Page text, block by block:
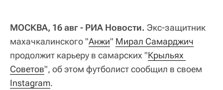
МОСКВА, 16 авг - РИА Новости. Экс-защитник
махачкалинского "Анжи" Мирал Самарджич
продолжит карьеру в самарских "Крыльях
Советов", об этом футболист сообщил в своем
Instagram.